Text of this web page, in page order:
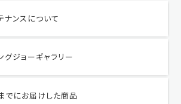
ナンスについて
グジョーギャラリー
でにお届けした商品